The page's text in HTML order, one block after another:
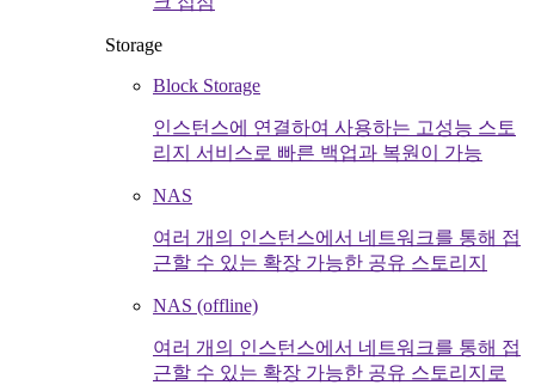
Storage
Block Storage
인스턴스에 연결하여 사용하는 고성능 스토
리지 서비스로 빠른 백업과 복원이 가능
NAS
여러 개의 인스턴스에서 네트워크를 통해 접
근할 수 있는 확장 가능한 공유 스토리지
NAS (offline)
여러 개의 인스턴스에서 네트워크를 통해 접
근할 수 있는 확장 가능한 공유 스토리지로